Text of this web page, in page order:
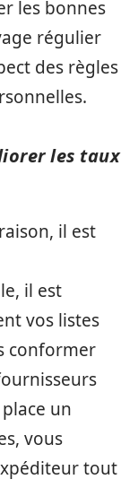
les bonnes
régulier
des règles
les taux
il est
il est
vos listes
conformer
un
vous
tout